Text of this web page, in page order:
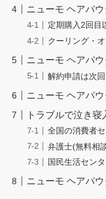
ニューモ ヘアパ
定期購入2回目
クーリング・
ニューモ ヘアパ
解約申請は次
ニューモ ヘアパ
トラブルで泣き
全国の消費者
弁護士(無料相
国民生活セン
ニューモ ヘアパ